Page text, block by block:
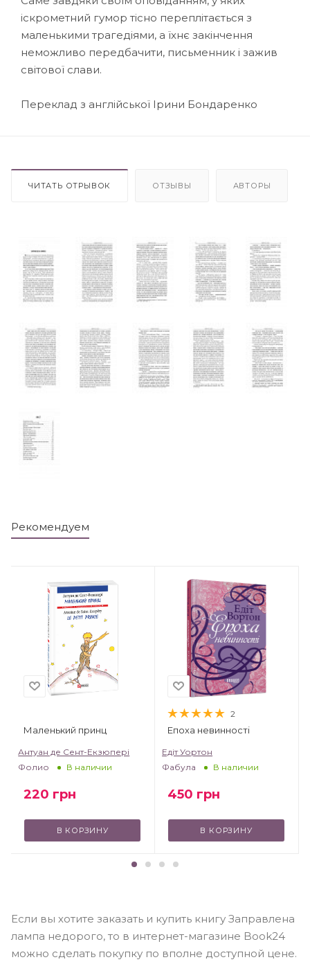
іскрометний гумор тісно переплітається з
маленькими трагедіями, а їхнє закінчення
неможливо передбачити, письменник і зажив
світової слави.
Переклад з англійської Ірини Бондаренко
ЧИТАТЬ ОТРЫВОК ОТЗЫВЫ АВТОРЫ
Рекомендуем
Маленький принц
Антуан де Сент-Екзюпері
Фолио
В наличии
220 грн
В КОРЗИНУ
2
Епоха невинності
Едіт Уортон
Фабула
В наличии
450 грн
В КОРЗИНУ
Если вы хотите заказать и купить книгу Заправлена
лампа недорого, то в интернет-магазине Book24
можно сделать покупку по вполне доступной цене.